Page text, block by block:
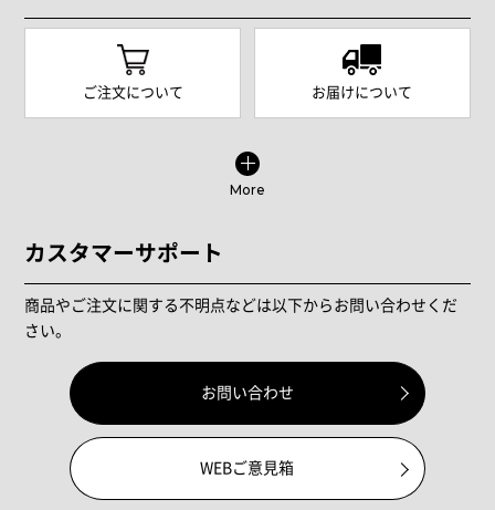
ご注文について お届けについて
More
カスタマーサポート
商品やご注文に関する不明点などは以下からお問い合わせくだ
さい。
お問い合わせ
WEBご意見箱